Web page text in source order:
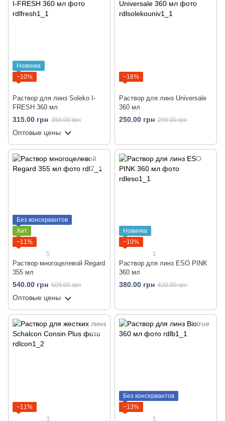
Новинка
−10%
Раствор для линз Soleko I-
FRESH 360 мл
315.00 грн 350.00 грн
Оптовые цены
−16%
Раствор для линз Universale
360 мл
250.00 грн 299.00 грн
Без консервантов
Хит
−11%
5
Раствор многоцелевой Regard
355 мл
540.00 грн 609.00 грн
Оптовые цены
Новинка
−10%
1
Раствор для линз ESO PINK
360 мл
380.00 грн 420.00 грн
−11%
3
Без консервантов
−13%
5